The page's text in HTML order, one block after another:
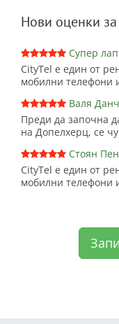
Нови оценки
Супер
CityTel е един от
мобилни телефони
Валя
Преди да започна
на Допелхерц, се
Стоян
CityTel е един от
мобилни телефони